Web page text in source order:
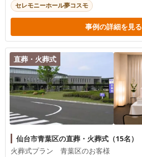
セレモニーホール夢コスモ
事例の詳細を見る
直葬・火葬式
仙台市青葉区の直葬・火葬式（15名）
火葬式プラン 青葉区のお客様